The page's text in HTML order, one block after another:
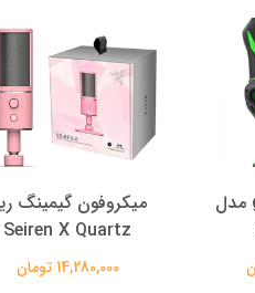
صندلی gamertek مدل
میکروفون گیمینگ
Seiren X Quartz
14,280,000 تومان